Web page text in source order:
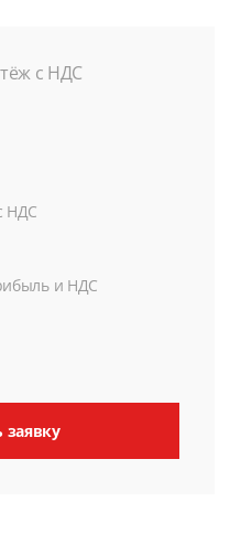
с НДС
НДС
и НДС
заявку